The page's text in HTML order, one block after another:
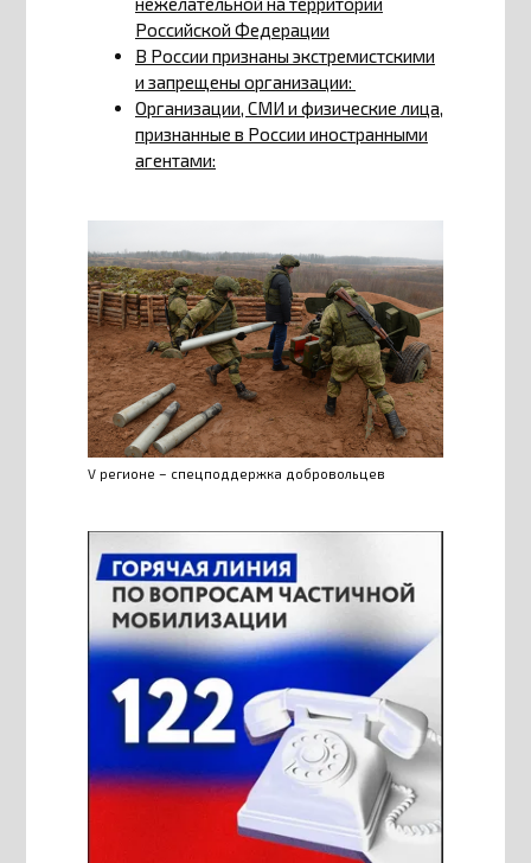
Российской Федерации
В России признаны экстремистскими
и запрещены организации:
Организации, СМИ и физические лица,
признанные в России иностранными
агентами:
V регионе – спецподдержка добровольцев